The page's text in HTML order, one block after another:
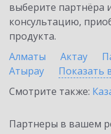
выберите партнёра
консультацию,
продукта.
Алматы
Актау
Атырау
Показать
Смотрите также:
Партнеры в вашем